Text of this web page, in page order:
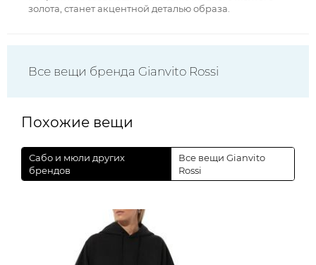
золота, станет акцентной деталью образа.
Все вещи бренда Gianvito Rossi
Похожие вещи
Сабо и мюли других
брендов
Все вещи Gianvito
Rossi